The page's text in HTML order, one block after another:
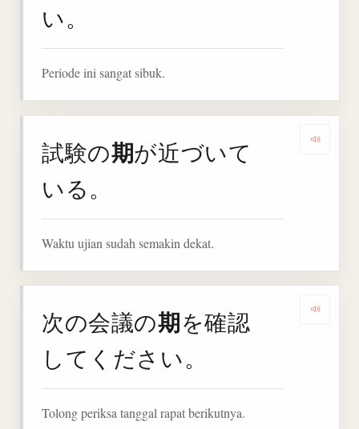
い。
Periode ini sangat sibuk.
試験の期が近づいて
いる。
Waktu ujian sudah semakin dekat.
次の会議の期を確認
してください。
Tolong periksa tanggal rapat berikutnya.